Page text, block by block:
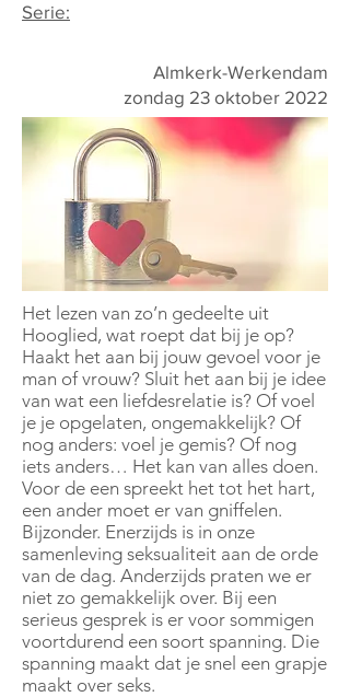
Serie:
Almkerk-Werkendam
zondag 23 oktober 2022
Het lezen van zo’n gedeelte uit
Hooglied, wat roept dat bij je op?
Haakt het aan bij jouw gevoel voor je
man of vrouw? Sluit het aan bij je idee
van wat een liefdesrelatie is? Of voel
je je opgelaten, ongemakkelijk? Of
nog anders: voel je gemis? Of nog
iets anders… Het kan van alles doen.
Voor de een spreekt het tot het hart,
een ander moet er van gniffelen.
Bijzonder. Enerzijds is in onze
samenleving seksualiteit aan de orde
van de dag. Anderzijds praten we er
niet zo gemakkelijk over. Bij een
serieus gesprek is er voor sommigen
voortdurend een soort spanning. Die
spanning maakt dat je snel een grapje
maakt over seks.